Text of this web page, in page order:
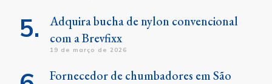
Adquira bucha de nylon convencional
com a Brevfixx
19 de março de 2026
Fornecedor de chumbadores em São